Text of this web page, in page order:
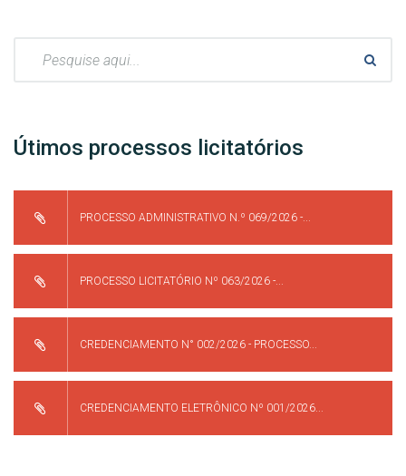
Útimos processos licitatórios
PROCESSO ADMINISTRATIVO N.º 069/2026 -...
PROCESSO LICITATÓRIO Nº 063/2026 -...
CREDENCIAMENTO N° 002/2026 - PROCESSO...
CREDENCIAMENTO ELETRÔNICO Nº 001/2026...